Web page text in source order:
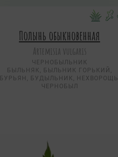
Полынь обыкновенная
Artemisia vulgaris
ЧЕРНОБЫЛЬНИК
БЫЛЬНЯК, БЫЛЬНИК ГОРЬКИЙ,
БУРЬЯН, БУДЫЛЬНИК, НЕХВОРОЩЬ,
ЧЕРНОБЫЛ